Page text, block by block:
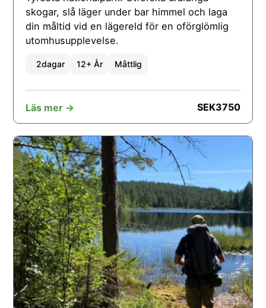
skogar, slå läger under bar himmel och laga
din måltid vid en lägereld för en oförglömlig
utomhusupplevelse.
2dagar 12+ År Måttlig
Läs mer -> SEK3750